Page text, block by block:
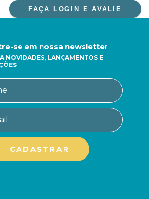
FAÇA LOGIN E AVALIE
se em nossa newsletter
NOVIDADES, LANÇAMENTOS E